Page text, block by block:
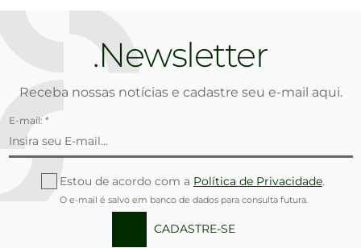
Newsletter
Receba nossas notícias e cadastre seu e-mail aqui.
E-mail: *
Estou de acordo com a Política de Privacidade.
O e-mail é salvo em banco de dados para consulta futura.
CADASTRE-SE